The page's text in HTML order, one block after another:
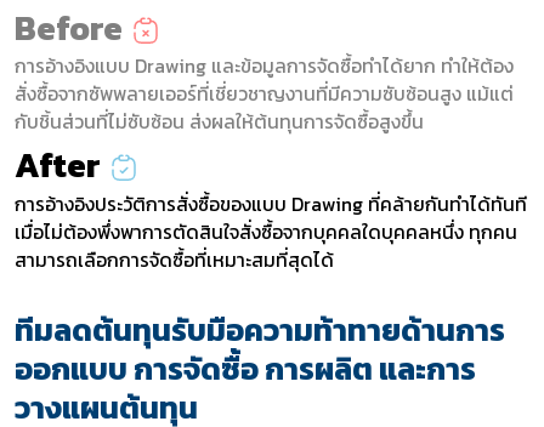
Before
การอ้างอิงแบบ Drawing และข้อมูลการจัดซื้อทำได้ยาก ทำให้ต้อง
สั่งซื้อจากซัพพลายเออร์ที่เชี่ยวชาญงานที่มีความซับซ้อนสูง แม้แต่
กับชิ้นส่วนที่ไม่ซับซ้อน ส่งผลให้ต้นทุนการจัดซื้อสูงขึ้น
After
การอ้างอิงประวัติการสั่งซื้อของแบบ Drawing ที่คล้ายกันทำได้ทันที
เมื่อไม่ต้องพึ่งพาการตัดสินใจสั่งซื้อจากบุคคลใดบุคคลหนึ่ง ทุกคน
สามารถเลือกการจัดซื้อที่เหมาะสมที่สุดได้
ทีมลดต้นทุนรับมือความท้าทายด้านการ
ออกแบบ การจัดซื้อ การผลิต และการ
วางแผนต้นทุน